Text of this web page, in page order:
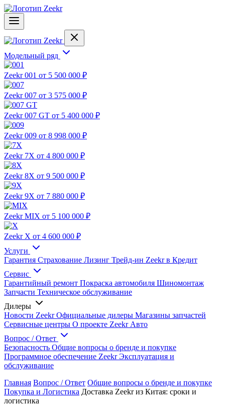
Модельный ряд
Zeekr 001 от 5 500 000 ₽
Zeekr 007 от 3 575 000 ₽
Zeekr 007 GT от 5 400 000 ₽
Zeekr 009 от 8 998 000 ₽
Zeekr 7X от 4 800 000 ₽
Zeekr 8X от 9 500 000 ₽
Zeekr 9X от 7 880 000 ₽
Zeekr MIX от 5 100 000 ₽
Zeekr X от 4 600 000 ₽
Услуги
Гарантия Страхование Лизинг Трейд-ин Zeekr в Кредит
Сервис
Гарантийный ремонт Покраска автомобиля Шиномонтаж
Запчасти Техническое обслуживание
Дилеры
Новости ZeekrОфициальные дилеры Магазины запчастей
Сервисные центры О проекте Zeekr Авто
Вопрос / Ответ
Безопасность Общие вопросы о бренде и покупке
Программное обеспечение ZeekrЭксплуатация и
обслуживание
Главная Вопрос / Ответ Общие вопросы о бренде и покупке
Покупка и Логистика Доставка Zeekr из Китая: сроки и
логистика